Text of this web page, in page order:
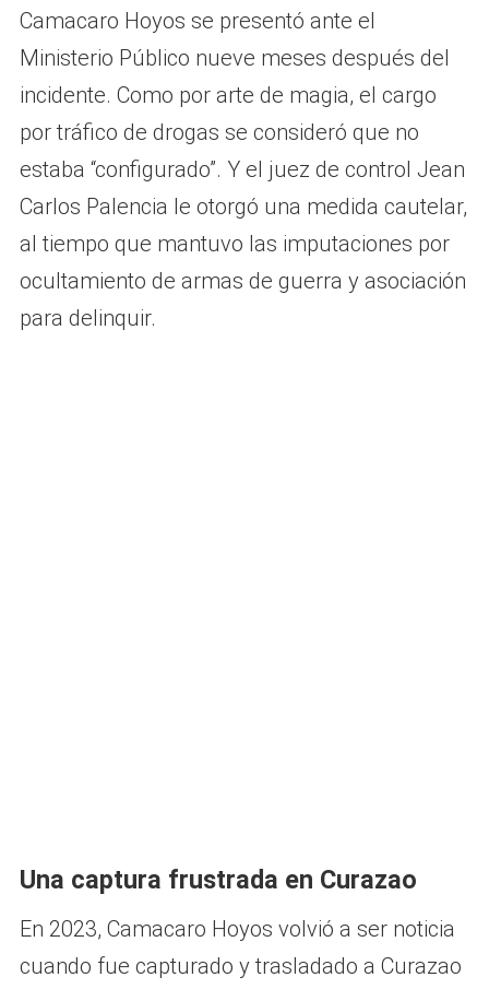
Camacaro Hoyos se presentó ante el
Ministerio Público nueve meses después del
incidente. Como por arte de magia, el cargo
por tráfico de drogas se consideró que no
estaba “configurado”. Y el juez de control Jean
Carlos Palencia le otorgó una medida cautelar,
al tiempo que mantuvo las imputaciones por
ocultamiento de armas de guerra y asociación
para delinquir.
Una captura frustrada en Curazao
En 2023, Camacaro Hoyos volvió a ser noticia
cuando fue capturado y trasladado a Curazao